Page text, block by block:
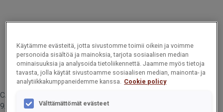
CARGOTEC OYJ, JOHDON LIIKETOIMET, 24. HEINÄKUUTA 2023 KLO
9.50
Käytämme evästeitä, jotta sivustomme toimii oikein ja voimme
personoida sisältöä ja mainoksia, tarjota sosiaalisen median
ominaisuuksia ja analysoida tietoliikennettä. Jaamme myös tietoja
tavasta, jolla käytät sivustoamme sosiaalisen median, mainonta- ja
analytiikkakumppaneidemme kanssa.
Cookie policy
Välttämättömät evästeet